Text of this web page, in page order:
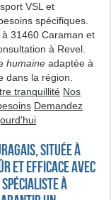
VSL et
spécifiques.
31460 Caraman et
à Revel.
humaine adaptée à
dans la région.
tranquillité Nos
Demandez
située à
et efficace avec
à